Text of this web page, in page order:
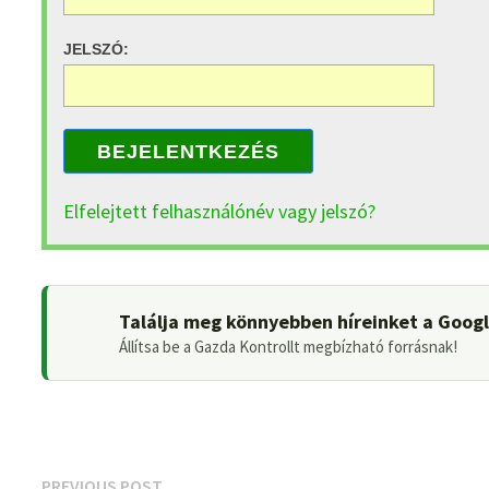
JELSZÓ:
BEJELENTKEZÉS
Elfelejtett felhasználónév vagy jelszó?
Találja meg könnyebben híreinket a
Állítsa be a Gazda Kontrollt megbízható forrásnak!